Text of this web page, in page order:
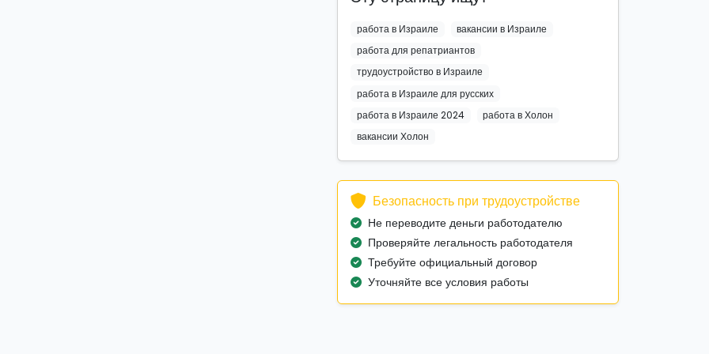
работа в Израиле
вакансии в Израиле
работа для репатриантов
трудоустройство в Израиле
работа в Израиле для русских
работа в Израиле 2024
работа в Холон
вакансии Холон
Безопасность при трудоустройстве
Не переводите деньги работодателю
Проверяйте легальность работодателя
Требуйте официальный договор
Уточняйте все условия работы